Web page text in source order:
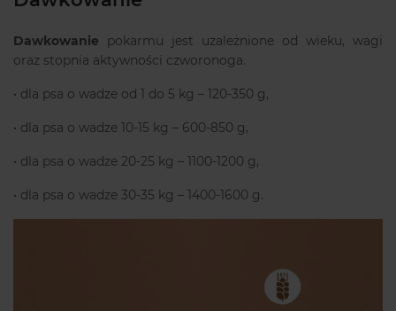
Dawkowanie pokarmu jest uzależnione od wieku, wagi
oraz stopnia aktywności czworonoga.
• dla psa o wadze od 1 do 5 kg – 120-350 g,
• dla psa o wadze 10-15 kg – 600-850 g,
• dla psa o wadze 20-25 kg – 1100-1200 g,
• dla psa o wadze 30-35 kg – 1400-1600 g.